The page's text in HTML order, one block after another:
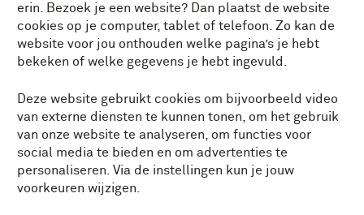
erin. Bezoek je een website? Dan plaatst de website
cookies op je computer, tablet of telefoon. Zo kan de
website voor jou onthouden welke pagina’s je hebt
bekeken of welke gegevens je hebt ingevuld.
Deze website gebruikt cookies om bijvoorbeeld video
van externe diensten te kunnen tonen, om het gebruik
van onze website te analyseren, om functies voor
social media te bieden en om advertenties te
personaliseren. Via de instellingen kun je jouw
voorkeuren wijzigen.